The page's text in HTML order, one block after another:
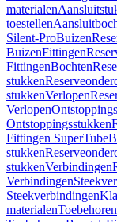
materialen
toestellen
Silent-ProBuizen
BuizenFittingen
FittingenBochten
stukken
stukkenVerlopen
Verlopen
Ontstoppingsstukken
Fittingen SuperTube
stukken
stukkenVerbindingen
Verbindingen
Steekverbindingen
materialenToebehoren